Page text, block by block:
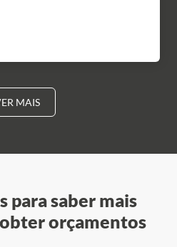
MAIS
para saber mais
orçamentos